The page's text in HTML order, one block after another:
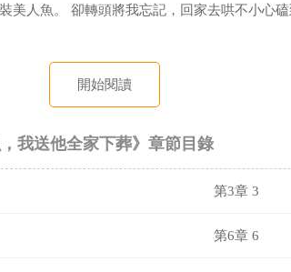
美人魚。 卻轉頭將我忘記，回家去哄不小心
開始閱讀
我送他全家下葬》章節目錄
第3章 3
第6章 6